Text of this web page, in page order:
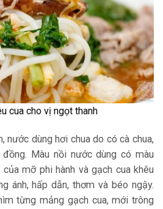
cua cho vị ngọt thanh
nước dùng hơi chua do có cà chua,
Màu nồi nước dùng có màu
mỡ phi hành và gạch cua khêu
ánh, hấp dẫn, thơm và béo ngậy.
từng mảng gạch cua, mới trông